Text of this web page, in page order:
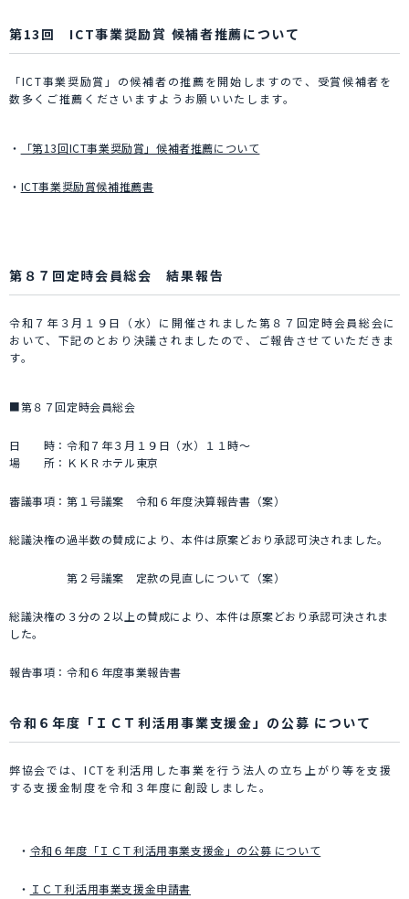
第13回 ICT事業奨励賞 候補者推薦について
「ICT事業奨励賞」の候補者の推薦を開始しますので、受賞候補者を
数多くご推薦くださいますようお願いいたします。
・ 「第13回ICT事業奨励賞」候補者推薦について
・ ICT事業奨励賞候補推薦書
第８７回定時会員総会 結果報告
令和７年３月１９日（水）に開催されました第８７回定時会員総会に
おいて、下記のとおり決議されましたので、ご報告させていただきま
す。
■第８７回定時会員総会
日 時：令和７年３月１９日（水）１１時～
場 所：ＫＫＲホテル東京
審議事項：第１号議案 令和６年度決算報告書（案）
総議決権の過半数の賛成により、本件は原案どおり承認可決されました。
第２号議案 定款の見直しについて（案）
総議決権の３分の２以上の賛成により、本件は原案どおり承認可決されま
した。
報告事項：令和６年度事業報告書
令和６年度「ＩＣＴ利活用事業支援金」の公募 について
弊協会では、ICTを利活用した事業を行う法人の立ち上がり等を支援
する支援金制度を令和３年度に創設しました。
・ 令和６年度「ＩＣＴ利活用事業支援金」の公募 について
・ ＩＣＴ利活用事業支援金申請書